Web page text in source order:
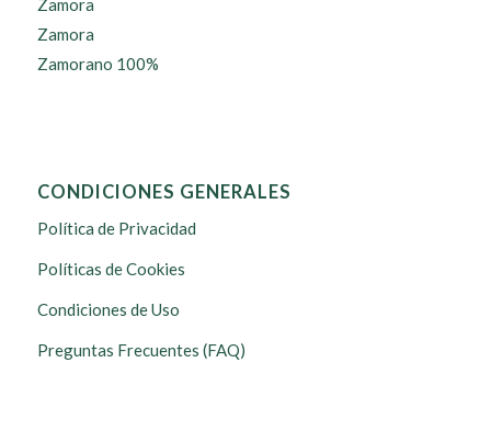
Zamora
Zamorano 100%
CONDICIONES GENERALES
Política de Privacidad
Políticas de Cookies
Condiciones de Uso
Preguntas Frecuentes (FAQ)